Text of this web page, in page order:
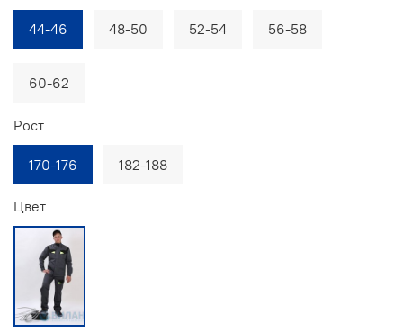
44-46 48-50 52-54 56-58
60-62
Рост
170-176 182-188
Цвет